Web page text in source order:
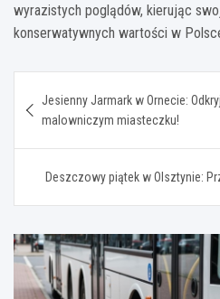
wyrazistych poglądów, kierując
konserwatywnych wartości w
wpisu
Jesienny Jarmark w Ornecie:
malowniczym miasteczku!
Deszczowy piątek w Olsztynie: